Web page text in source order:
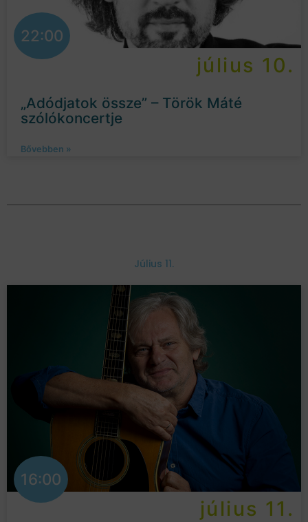
22:00
július 10.
„Adódjatok össze” – Török Máté
szólókoncertje
Bővebben »
Július 11.
16:00
július 11.